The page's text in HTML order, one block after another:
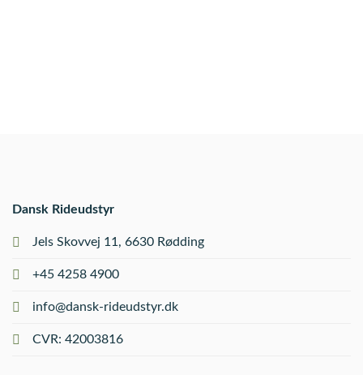
Dansk Rideudstyr
Jels Skovvej 11, 6630 Rødding
+45 4258 4900
info@dansk-rideudstyr.dk
CVR: 42003816